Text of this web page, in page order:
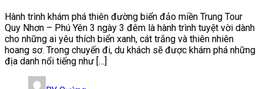
Hành trình khám phá thiên đường biển đảo miền Trung Tour
Quy Nhơn – Phú Yên 3 ngày 3 đêm là hành trình tuyệt vời dành
cho những ai yêu thích biển xanh, cát trắng và thiên nhiên
hoang sơ. Trong chuyến đi, du khách sẽ được khám phá những
địa danh nổi tiếng như […]